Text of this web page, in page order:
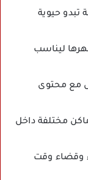
تبدو حيوية
ليناسب
مع محتوى
مختلفة داخل
وقضاء وقت